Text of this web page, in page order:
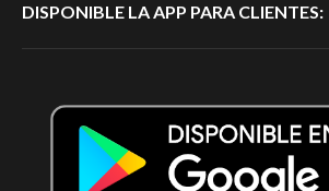
DISPONIBLE LA APP PARA CLIENTES: